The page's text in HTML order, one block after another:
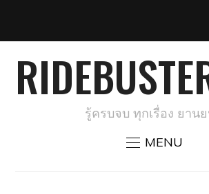
รู้ครบจบ ทุกเรื่อง ยาน
MENU